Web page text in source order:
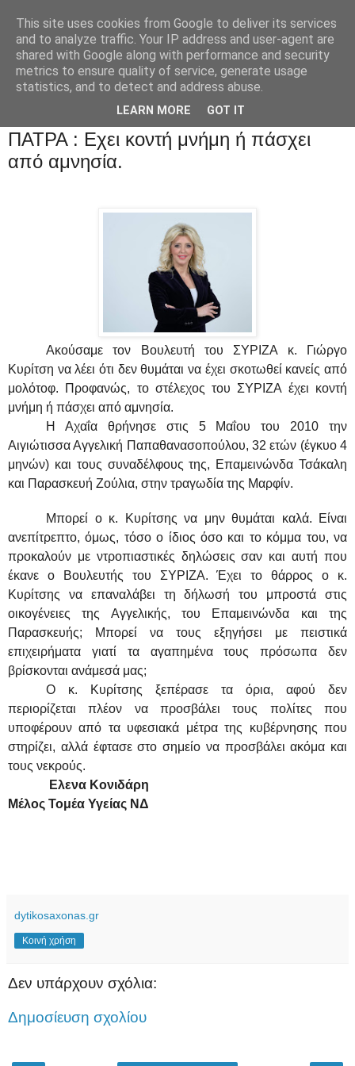
ΠΑΤΡΑ : Εχει κοντή μνήμη ή πάσχει
από αμνησία.
Ακούσαμε τον Βουλευτή του ΣΥΡΙΖΑ κ. Γιώργο
Κυρίτση να λέει ότι δεν θυμάται να έχει σκοτωθεί κανείς από
μολότοφ. Προφανώς, το στέλεχος του ΣΥΡΙΖΑ έχει κοντή
μνήμη ή πάσχει από αμνησία.
Η Αχαΐα θρήνησε στις 5 Μαΐου του 2010 την
Αιγιώτισσα Αγγελική Παπαθανασοπούλου, 32 ετών (έγκυο 4
μηνών) και τους συναδέλφους της, Επαμεινώνδα Τσάκαλη
και Παρασκευή Ζούλια, στην τραγωδία της Μαρφίν.
Μπορεί ο κ. Κυρίτσης να μην θυμάται καλά. Είναι
ανεπίτρεπτο, όμως, τόσο ο ίδιος όσο και το κόμμα του, να
προκαλούν με ντροπιαστικές δηλώσεις σαν και αυτή που
έκανε ο Βουλευτής του ΣΥΡΙΖΑ. Έχει το θάρρος ο κ.
Κυρίτσης να επαναλάβει τη δήλωσή του μπροστά στις
οικογένειες της Αγγελικής, του Επαμεινώνδα και της
Παρασκευής; Μπορεί να τους εξηγήσει με πειστικά
επιχειρήματα γιατί τα αγαπημένα τους πρόσωπα δεν
βρίσκονται ανάμεσά μας;
Ο κ. Κυρίτσης ξεπέρασε τα όρια, αφού δεν
περιορίζεται πλέον να προσβάλει τους πολίτες που
υποφέρουν από τα υφεσιακά μέτρα της κυβέρνησης που
στηρίζει, αλλά έφτασε στο σημείο να προσβάλει ακόμα και
τους νεκρούς.
Ελενα Κονιδάρη
Μέλος Τομέα Υγείας ΝΔ
dytikosaxonas.gr
Κοινή χρήση
Δεν υπάρχουν σχόλια:
Δημοσίευση σχολίου
This site uses cookies from Google to deliver its services
and to analyze traffic. Your IP address and user-agent are
shared with Google along with performance and security
metrics to ensure quality of service, generate usage
statistics, and to detect and address abuse.
LEARN MORE GOT IT